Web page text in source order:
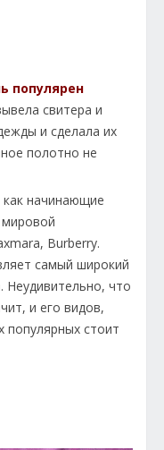
популярен
свитера и
и сделала их
полотно не
начинающие
Burberry.
самый широкий
Неудивительно, что
и его видов,
популярных стоит